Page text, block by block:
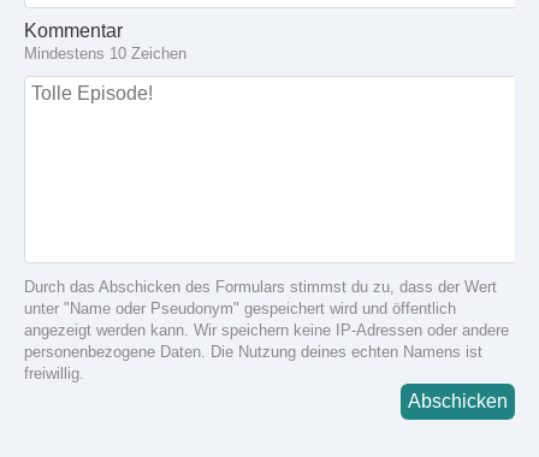
Kommentar
Mindestens 10 Zeichen
Durch das Abschicken des Formulars stimmst du zu, dass der Wert
unter "Name oder Pseudonym" gespeichert wird und öffentlich
angezeigt werden kann. Wir speichern keine IP-Adressen oder andere
personenbezogene Daten. Die Nutzung deines echten Namens ist
freiwillig.
Abschicken